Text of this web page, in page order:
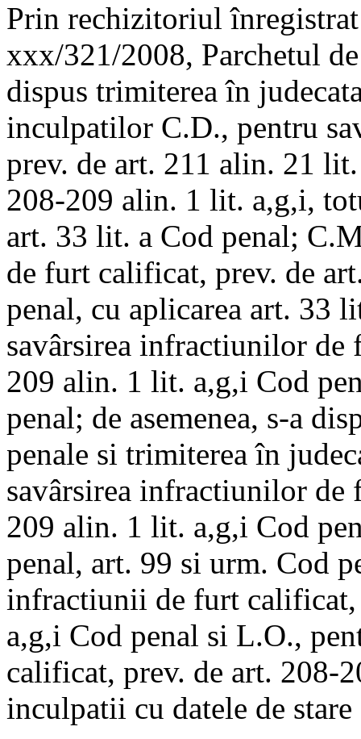
Prin rechizitoriul înregistrat
xxx/321/2008, Parchetul
dispus trimiterea în
inculpatilor C.D., pentru
prev. de art. 211 alin. 21
208-209 alin. 1 lit. a,g,i,
art. 33 lit. a Cod penal;
de furt calificat, prev. de
penal, cu aplicarea art. 33
savârsirea infractiunilor
209 alin. 1 lit. a,g,i Cod
penal; de asemenea, s-a
penale si trimiterea în
savârsirea infractiunilor
209 alin. 1 lit. a,g,i Cod
penal, art. 99 si urm. Cod
infractiunii de furt
a,g,i Cod penal si L.O.,
calificat, prev. de art. 208-
inculpatii cu datele de